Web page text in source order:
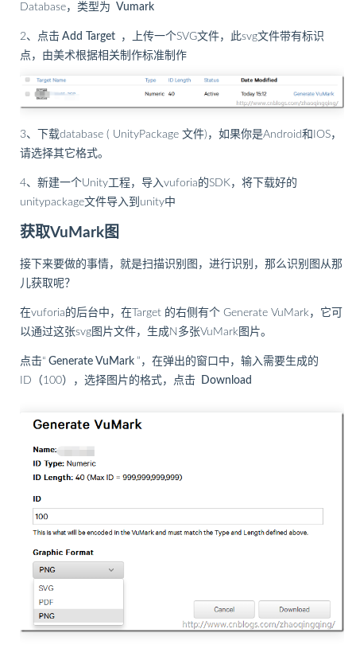
Database，类型为 Vumark
2、点击 Add Target
，上传一个SVG文件，此svg文件带有标识
点，由美术根据相关制作标准制作
3、下载database ( UnityPackage 文件)，如果你是Android和IOS，
请选择其它格式。
4、新建一个Unity工程，导入vuforia的SDK，将下载好的
unitypackage文件导入到unity中
获取VuMark图
接下来要做的事情，就是扫描识别图，进行识别，那么识别图从那
儿获取呢？
在vuforia的后台中，在Target 的右侧有个 Generate VuMark，它可
以通过这张svg图片文件，生成N多张VuMark图片。
点击“ Generate VuMark ”，在弹出的窗口中，输入需要生成的
ID（100），选择图片的格式，点击
Download